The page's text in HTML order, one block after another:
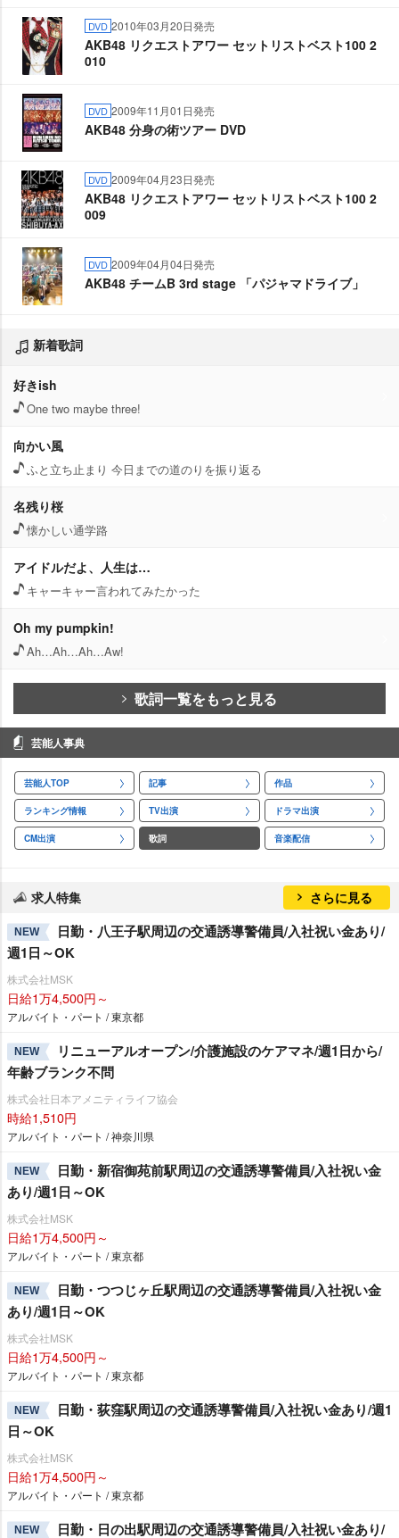
DVD 2010年03月20日発売
AKB48 リクエストアワー セットリストベスト100 2
010
DVD 2009年11月01日発売
AKB48 分身の術ツアー DVD
DVD 2009年04月23日発売
AKB48 リクエストアワー セットリストベスト100 2
009
DVD 2009年04月04日発売
AKB48 チームB 3rd stage 「パジャマドライブ」
新着歌詞
好きish
One two maybe three!
向かい風
ふと立ち止まり 今日までの道のりを振り返る
名残り桜
懐かしい通学路
アイドルだよ、人生は…
キャーキャー言われてみたかった
Oh my pumpkin!
Ah…Ah…Ah…Aw!
歌詞一覧をもっと見る
芸能人事典
芸能人TOP 記事 作品
ランキング情報 TV出演 ドラマ出演
CM出演 歌詞 音楽配信
求人特集 さらに見る
NEW
日勤・八王子駅周辺の交通誘導警備員/入社祝い金あり/
週1日～OK
株式会社MSK
日給1万4,500円～
アルバイト・パート / 東京都
NEW
リニューアルオープン/介護施設のケアマネ/週1日から/
年齢ブランク不問
株式会社日本アメニティライフ協会
時給1,510円
アルバイト・パート / 神奈川県
NEW
日勤・新宿御苑前駅周辺の交通誘導警備員/入社祝い金
あり/週1日～OK
株式会社MSK
日給1万4,500円～
アルバイト・パート / 東京都
NEW
日勤・つつじヶ丘駅周辺の交通誘導警備員/入社祝い金
あり/週1日～OK
株式会社MSK
日給1万4,500円～
アルバイト・パート / 東京都
NEW
日勤・荻窪駅周辺の交通誘導警備員/入社祝い金あり/週1
日～OK
株式会社MSK
日給1万4,500円～
アルバイト・パート / 東京都
NEW 日勤・日の出駅周辺の交通誘導警備員/入社祝い金あり/